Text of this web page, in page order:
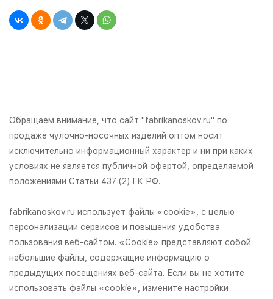
Обращаем внимание, что сайт "fabrikanoskov.ru" по
продаже чулочно-носочных изделий оптом носит
исключительно информационный характер и ни при каких
условиях не является публичной офертой, определяемой
положениями Статьи 437 (2) ГК РФ.
fabrikanoskov.ru использует файлы «cookie», с целью
персонализации сервисов и повышения удобства
пользования веб-сайтом. «Cookie» представляют собой
небольшие файлы, содержащие информацию о
предыдущих посещениях веб-сайта. Если вы не хотите
использовать файлы «cookie», измените настройки